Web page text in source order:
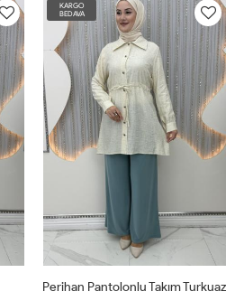
50
46
KARGO
BEDAVA
Perihan Pantolonlu Takım Turkuaz